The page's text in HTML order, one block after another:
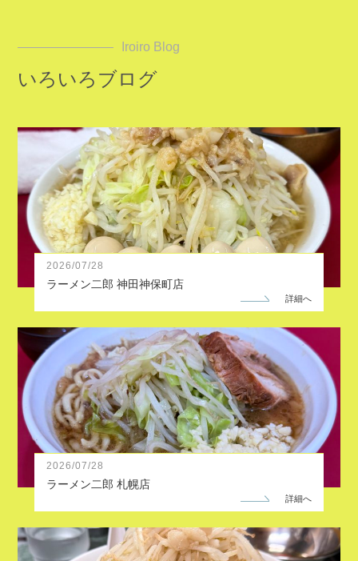
Iroiro Blog
いろいろブログ
2026/07/28
ラーメン二郎 神田神保町店
詳細へ
2026/07/28
ラーメン二郎 札幌店
詳細へ